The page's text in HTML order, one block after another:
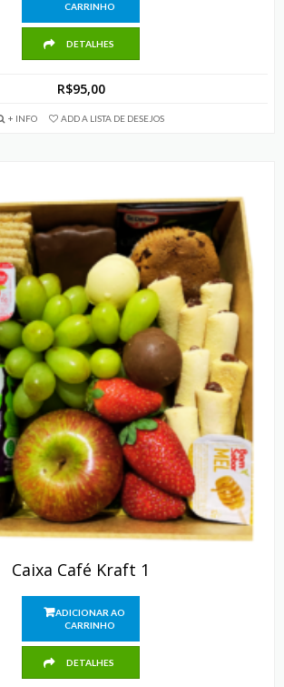
CARRINHO
DETALHES
R$95,00
+ INFO ADD A LISTA DE DESEJOS
Caixa Café Kraft 1
ADICIONAR AO
CARRINHO
DETALHES